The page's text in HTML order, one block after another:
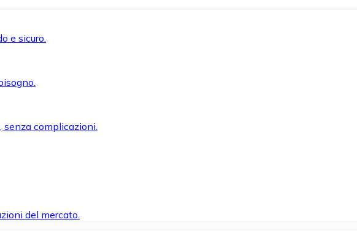
e sicuro.
complicazioni.
del mercato.